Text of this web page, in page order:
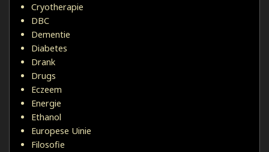
Cryotherapie
DBC
Dementie
Diabetes
Drank
Drugs
Eczeem
Energie
Ethanol
Europese Uinie
Filosofie